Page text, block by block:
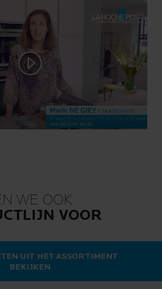
Play video
WE OOK
VOOR
UIT HET ASSORTIMENT
BEKIJKEN